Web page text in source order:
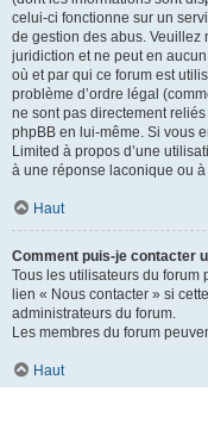
celui-ci fonctionne sur un
de gestion des abus. Veuillez
juridiction et ne peut en
où et par qui ce forum est
problème d’ordre légal
ne sont pas directement
phpBB en lui-même. Si vous
Limited à propos d’une
à une réponse laconique ou
Haut
Comment puis-je contacter
Tous les utilisateurs du
lien « Nous contacter » si
administrateurs du forum.
Les membres du forum
Haut